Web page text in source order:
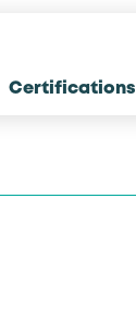
Certifications